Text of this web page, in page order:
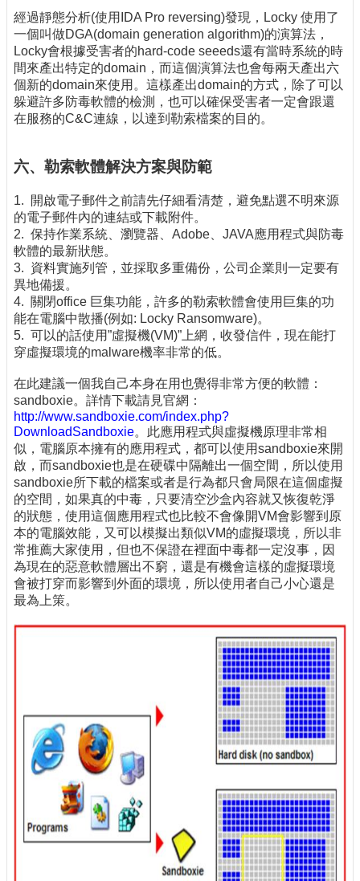
經過靜態分析(使用IDA Pro reversing)發現，Locky 使用了
一個叫做DGA(domain generation algorithm)的演算法，
Locky會根據受害者的hard-code seeeds還有當時系統的時
間來產出特定的domain，而這個演算法也會每兩天產出六
個新的domain來使用。這樣產出domain的方式，除了可以
躲避許多防毒軟體的檢測，也可以確保受害者一定會跟還
在服務的C&C連線，以達到勒索檔案的目的。
六、勒索軟體解決方案與防範
1. 開啟電子郵件之前請先仔細看清楚，避免點選不明來源
的電子郵件內的連結或下載附件。
2. 保持作業系統、瀏覽器、Adobe、JAVA應用程式與防毒
軟體的最新狀態。
3. 資料實施列管，並採取多重備份，公司企業則一定要有
異地備援。
4. 關閉office 巨集功能，許多的勒索軟體會使用巨集的功
能在電腦中散播(例如: Locky Ransomware)。
5. 可以的話使用”虛擬機(VM)”上網，收發信件，現在能打
穿虛擬環境的malware機率非常的低。
在此建議一個我自己本身在用也覺得非常方便的軟體：
sandboxie。詳情下載請見官網：
http://www.sandboxie.com/index.php?
DownloadSandboxie。此應用程式與虛擬機原理非常相
似，電腦原本擁有的應用程式，都可以使用sandboxie來開
啟，而sandboxie也是在硬碟中隔離出一個空間，所以使用
sandboxie所下載的檔案或者是行為都只會局限在這個虛擬
的空間，如果真的中毒，只要清空沙盒內容就又恢復乾淨
的狀態，使用這個應用程式也比較不會像開VM會影響到原
本的電腦效能，又可以模擬出類似VM的虛擬環境，所以非
常推薦大家使用，但也不保證在裡面中毒都一定沒事，因
為現在的惡意軟體層出不窮，還是有機會這樣的虛擬環境
會被打穿而影響到外面的環境，所以使用者自己小心還是
最為上策。